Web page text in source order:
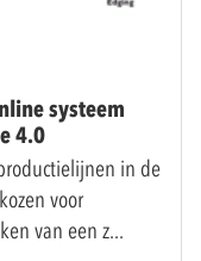
systeem
4.0
in de
voor
van een z